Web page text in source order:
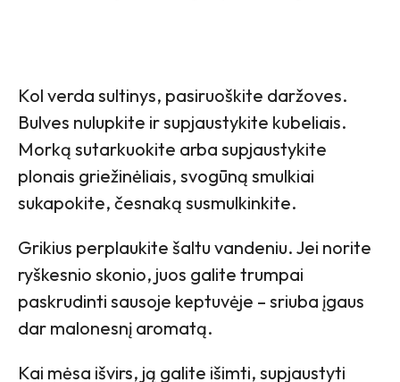
Kol verda sultinys, pasiruoškite daržoves.
Bulves nulupkite ir supjaustykite kubeliais.
Morką sutarkuokite arba supjaustykite
plonais griežinėliais, svogūną smulkiai
sukapokite, česnaką susmulkinkite.
Grikius perplaukite šaltu vandeniu. Jei norite
ryškesnio skonio, juos galite trumpai
paskrudinti sausoje keptuvėje – sriuba įgaus
dar malonesnį aromatą.
Kai mėsa išvirs, ją galite išimti, supjaustyti